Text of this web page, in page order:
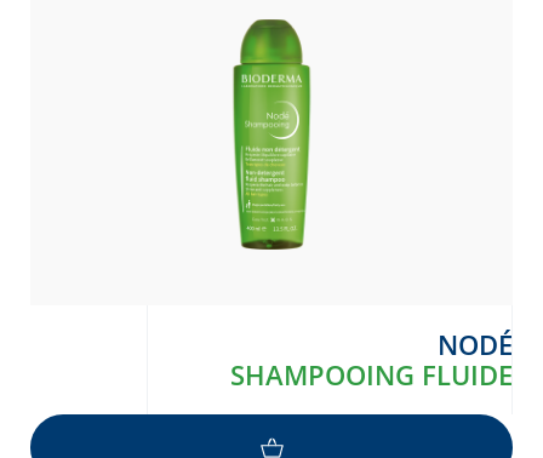
NODÉ
SHAMPOOING FLUIDE